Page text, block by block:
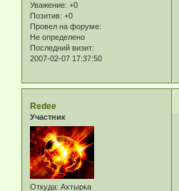
Уважение: +0
Позитив: +0
Провел на форуме:
Не определено
Последний визит:
2007-02-07 17:37:50
Redee
Участник
Откуда: Ахтырка